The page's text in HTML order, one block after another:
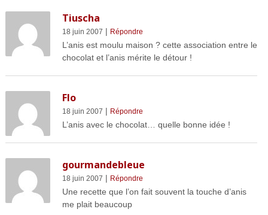
Tiuscha
18 juin 2007 | Répondre
L’anis est moulu maison ? cette association entre le
chocolat et l’anis mérite le détour !
Flo
18 juin 2007 | Répondre
L’anis avec le chocolat… quelle bonne idée !
gourmandebleue
18 juin 2007 | Répondre
Une recette que l’on fait souvent la touche d’anis
me plait beaucoup